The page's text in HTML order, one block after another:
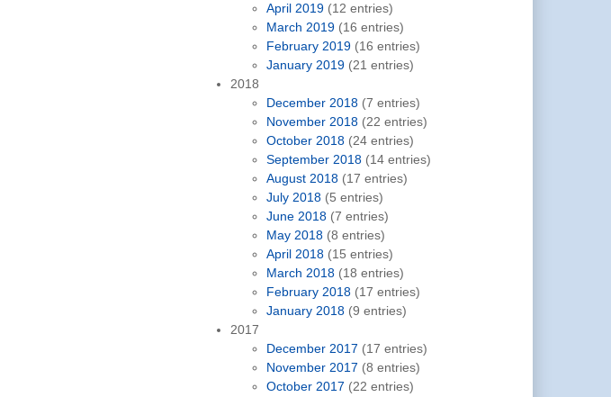
April 2019 (12 entries)
March 2019 (16 entries)
February 2019 (16 entries)
January 2019 (21 entries)
2018
December 2018 (7 entries)
November 2018 (22 entries)
October 2018 (24 entries)
September 2018 (14 entries)
August 2018 (17 entries)
July 2018 (5 entries)
June 2018 (7 entries)
May 2018 (8 entries)
April 2018 (15 entries)
March 2018 (18 entries)
February 2018 (17 entries)
January 2018 (9 entries)
2017
December 2017 (17 entries)
November 2017 (8 entries)
October 2017 (22 entries)